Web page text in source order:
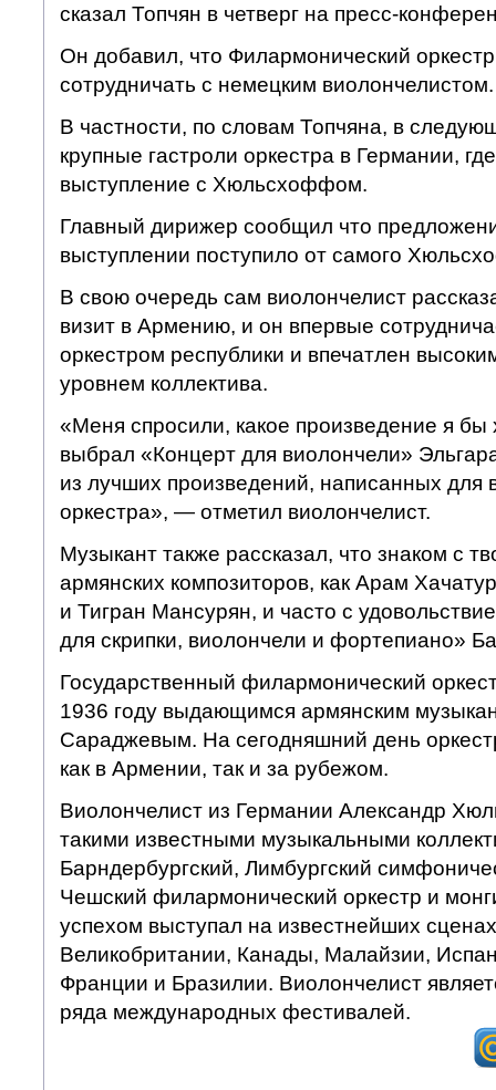
сказал Топчян в четверг на пресс-
Он добавил, что Филармонический
сотрудничать с немецким виолончелистом.
В частности, по словам Топчяна, в
крупные гастроли оркестра в Германии,
выступление с Хюльсхоффом.
Главный дирижер сообщил что
выступлении поступило от самого
В свою очередь сам виолончелист
визит в Армению, и он впервые
оркестром республики и впечатлен
уровнем коллектива.
«Меня спросили, какое произведение я бы
выбрал «Концерт для виолончели»
из лучших произведений, написанных для
оркестра», — отметил виолончелист.
Музыкант также рассказал, что знаком с
армянских композиторов, как Арам
и Тигран Мансурян, и часто с
для скрипки, виолончели и фортепиано»
Государственный филармонический
1936 году выдающимся армянским
Сараджевым. На сегодняшний день
как в Армении, так и за рубежом.
Виолончелист из Германии Александр
такими известными музыкальными
Барндербургский, Лимбургский
Чешский филармонический оркестр и
успехом выступал на известнейших
Великобритании, Канады, Малайзии,
Франции и Бразилии. Виолончелист
ряда международных фестивалей.